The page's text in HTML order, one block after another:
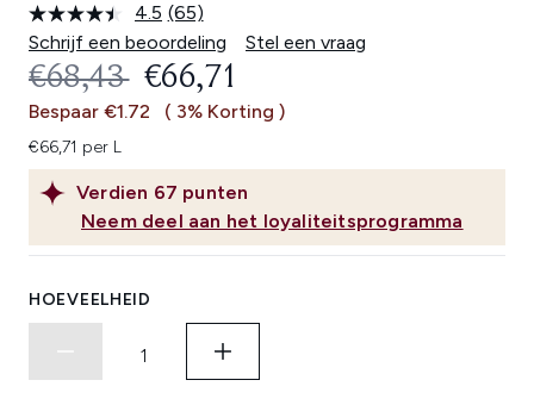
4.5 Lees
65
beoordelingen.
Dezelfde
paginalink.
(65)
Schrijf een beoordeling
Stel een vraag
Verdien 67 punten
Neem deel aan het loyaliteitsprogramma
RECOMMENDED RETAIL PRICE:
€68,43 HUIDIGE PRIJS:
€66,71
Bespaar €1.72 ( 3% Korting )
€66,71 per L
HOEVEELHEID